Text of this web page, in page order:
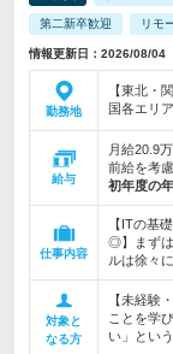
第二新卒歓迎 リモ
情報更新日：2026/08/
勤務地
【東北・
国各エリ
給与
月給20.9
前給を考
初年度の
仕事内容
【ITの基
◎】まずは
ルは徐々
対象と
なる方
【未経験
ことを学
い」とい